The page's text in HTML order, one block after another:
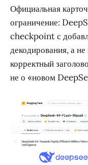
Официальная
ограничение:
checkpoint с
декодирования, а
корректный
не о «новом